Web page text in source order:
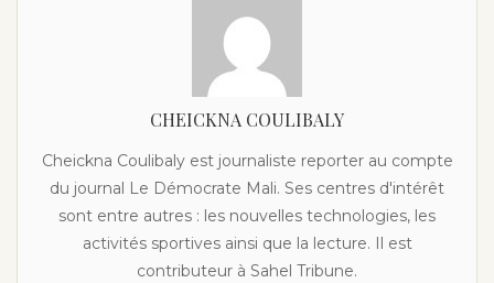
CHEICKNA COULIBALY
Cheickna Coulibaly est journaliste reporter au compte
du journal Le Démocrate Mali. Ses centres d'intérêt
sont entre autres : les nouvelles technologies, les
activités sportives ainsi que la lecture. Il est
contributeur à Sahel Tribune.